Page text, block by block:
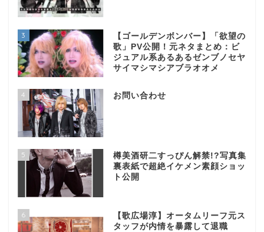
3
【ゴールデンボンバー】「欲望の
歌」PV公開！元ネタまとめ：ビ
ジュアル系あるあるゼンブノセヤ
サイマシマシアブラオオメ
4 お問い合わせ
5
樽美酒研二すっぴん解禁!?写真集
裏表紙で超絶イケメン素顔ショッ
ト公開
6
【歌広場淳】オータムリーフ元ス
タッフが内情を暴露して退職